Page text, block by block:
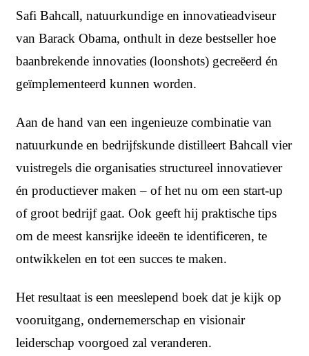
Safi Bahcall, natuurkundige en innovatieadviseur
van Barack Obama, onthult in deze bestseller hoe
baanbrekende innovaties (loonshots) gecreëerd én
geïmplementeerd kunnen worden.
Aan de hand van een ingenieuze combinatie van
natuurkunde en bedrijfskunde distilleert Bahcall vier
vuistregels die organisaties structureel innovatiever
én productiever maken – of het nu om een start-up
of groot bedrijf gaat. Ook geeft hij praktische tips
om de meest kansrijke ideeën te identificeren, te
ontwikkelen en tot een succes te maken.
Het resultaat is een meeslepend boek dat je kijk op
vooruitgang, ondernemerschap en visionair
leiderschap voorgoed zal veranderen.